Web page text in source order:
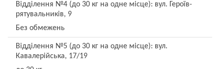
Відділення №4 (до 30 кг на одне місце): вул. Героїв-
рятувальників, 9
Без обмежень
Відділення №5 (до 30 кг на одне місце): вул.
Кавалерійська, 17/19